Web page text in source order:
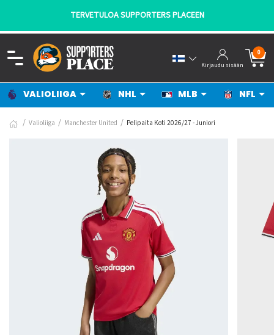
TERVETULOA SUPPORTERS PLACEEN
Kirjaudu sisään
0
VALIOLIIGA NHL MLB NFL
Valioliiga Manchester United Pelipaita Koti 2026/27 - Juniori